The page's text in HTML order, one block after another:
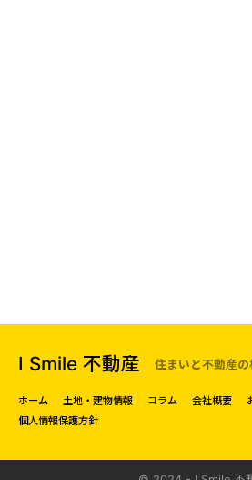
I Smile 不動産 住まいと不動産の
ホーム 土地・建物情報 コラム 会社概要
個人情報保護方針